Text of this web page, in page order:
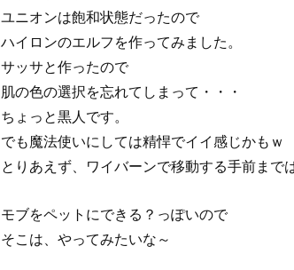
ユニオンは飽和状態だったので
ハイロンのエルフを作ってみました。
サッサと作ったので
肌の色の選択を忘れてしまって・・・
ちょっと黒人です。
でも魔法使いにしては精悍でイイ感じかもｗ
とりあえず、ワイバーンで移動する手前まで
モブをペットにできる？っぽいので
そこは、やってみたいな～